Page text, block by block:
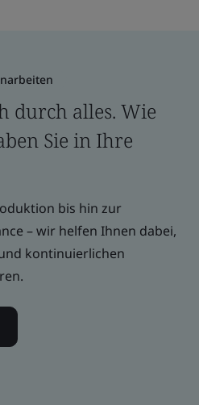
durch alles. Wie
Sie in Ihre
bis hin zur
– wir helfen Ihnen dabei,
kontinuierlichen